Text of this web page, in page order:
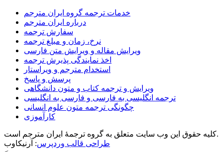
خدمات ترجمه گروه ایران مترجم
درباره ایران مترجم
سفارش ترجمه
نرخ، زمان و مبلغ ترجمه
ویرایش مقاله و ویرایش متن فارسی
اخذ نمایندگی پذیرش ترجمه
استخدام مترجم و ویراستار
پرسش و پاسخ
ویرایش و ترجمه کتاب و متون دانشگاهی
ترجمه انگلیسی به فارسی و فارسی به انگلیسی
چگونگی ترجمه متون علوم انسانی
کارآموزی
کلیه حقوق این وب سایت متعلق به گروه ترجمۀ ایران مترجم است.
طراحی قالب وردپرس: آرنیکاوب